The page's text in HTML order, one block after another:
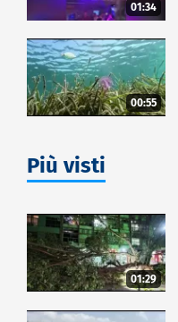
01:34
00:55
Più visti
01:29